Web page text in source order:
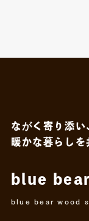
ながく寄り添い、
暖かな暮らしを
blue bear
blue bear wood